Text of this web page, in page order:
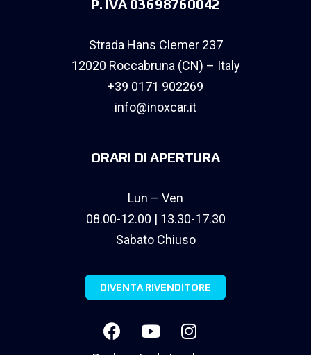
P. IVA 03698760042
Strada Hans Clemer 237
12020 Roccabruna (CN) – Italy
+39 0171 902269
info@inoxcar.it
ORARI DI APERTURA
Lun – Ven
08.00-12.00 | 13.30-17.30
Sabato Chiuso
DIVENTA RIVENDITORE